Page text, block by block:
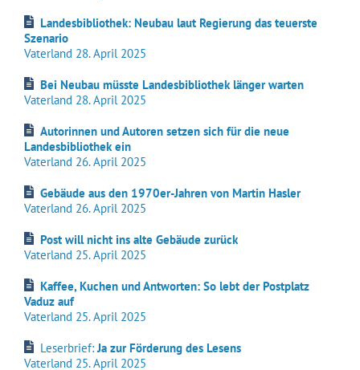
Landesbibliothek: Neubau laut Regierung das teuerste
Szenario
Vaterland 28. April 2025
Bei Neubau müsste Landesbibliothek länger warten
Vaterland 28. April 2025
Autorinnen und Autoren setzen sich für die neue
Landesbibliothek ein
Vaterland 26. April 2025
Gebäude aus den 1970er-Jahren von Martin Hasler
Vaterland 26. April 2025
Post will nicht ins alte Gebäude zurück
Vaterland 25. April 2025
Kaffee, Kuchen und Antworten: So lebt der Postplatz
Vaduz auf
Vaterland 25. April 2025
Leserbrief:Ja zur Förderung des Lesens
Vaterland 25. April 2025